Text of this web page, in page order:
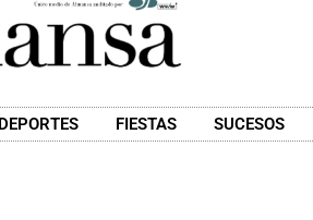
DEPORTES FIESTAS SUCESOS